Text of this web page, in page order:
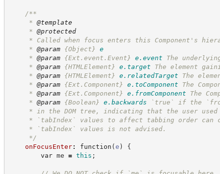
/**
* @template
* @protected
* Called when focus enters this Component's
* @param {Object}
e
* @param {Ext.event.Event} e.event
The
* @param {HTMLElement} e.target
The element
* @param {HTMLElement} e.relatedTarget
The
* @param {Ext.Component} e.toComponent
The
* @param {Ext.Component} e.fromComponent
The
* @param {Boolean} e.backwards
`true` if the
* in the DOM tree, indicating that the user used
* `tabIndex` values to affect tabbing order can
* `tabIndex` values is not advised.
*/
onFocusEnter: function (e )
{
var me = this ;